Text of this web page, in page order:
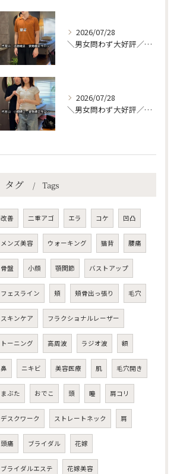
2026/07/28
＼男女問わず大好評／代官山で整える、理想の美姿勢＆快適ボディ
2026/07/28
＼男女問わず大好評／代官山で整える、理想の美姿勢＆快適ボディ
タグ Tags
改善 二重アゴ エラ コケ 凹凸
メンズ美容 ウォーキング 猫背 腰痛
骨盤 小顔 顎関節 バストアップ
フェスライン 頬 頬骨出っ張り 毛穴
スキンケア フラクショナルレーザー
トーニング 高周波 ラジオ波 額
鼻 ニキビ 美容医療 肌 毛穴開き
まぶた おでこ 頭 瞳 肩コリ
デスクワーク ストレートネック 肩
頭痛 ブライダル 花嫁
ブライダルエステ 花嫁美容